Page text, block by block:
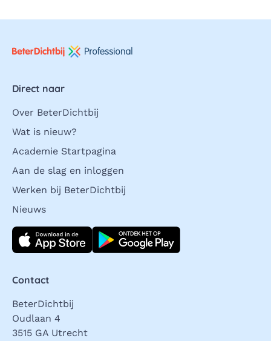
Direct naar
Over BeterDichtbij
Wat is nieuw?
Academie Startpagina
Aan de slag en inloggen
Werken bij BeterDichtbij
Nieuws
Download direct
Contact
BeterDichtbij
Oudlaan 4
3515 GA Utrecht